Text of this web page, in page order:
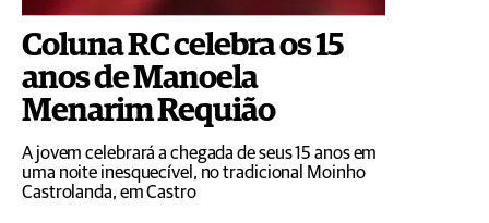
Coluna RC celebra os 15
anos de Manoela
Menarim Requião
A jovem celebrará a chegada de seus 15 anos em
uma noite inesquecível, no tradicional Moinho
Castrolanda, em Castro